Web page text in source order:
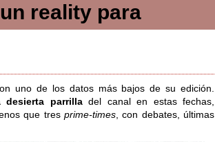
reality para
uno de los datos más bajos de su edición.
desierta parrilladel canal en estas fechas,
que tres prime-times , con debates, últimas